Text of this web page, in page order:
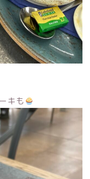
キも